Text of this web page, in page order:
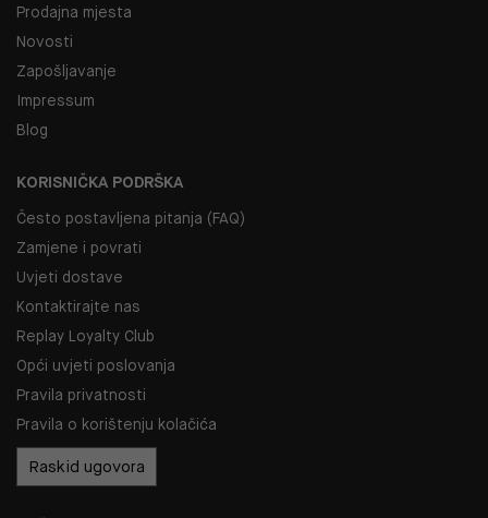
Prodajna mjesta
Novosti
Zapošljavanje
Impressum
Blog
KORISNIČKA PODRŠKA
Često postavljena pitanja (FAQ)
Zamjene i povrati
Uvjeti dostave
Kontaktirajte nas
Replay Loyalty Club
Opći uvjeti poslovanja
Pravila privatnosti
Pravila o korištenju kolačića
Raskid ugovora